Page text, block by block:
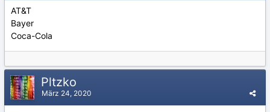
AT&T
Bayer
Coca-Cola
Pltzko
März 24, 2020